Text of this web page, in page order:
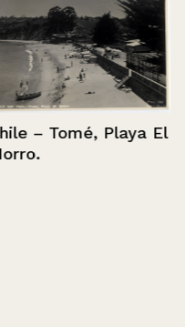
– Tomé, Playa El